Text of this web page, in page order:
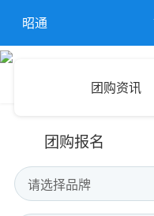
昭通
团购资讯
团购报名
请选择品牌